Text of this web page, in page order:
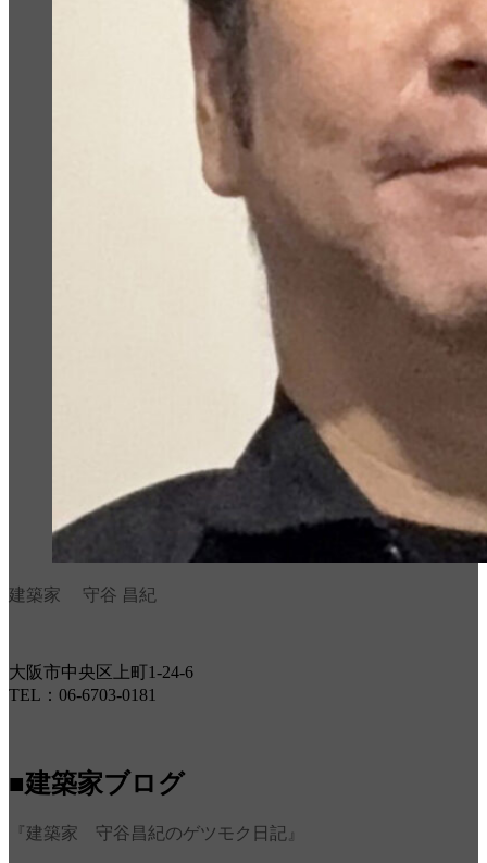
建築家 守谷 昌紀
大阪市中央区上町1-24-6
TEL：06-6703-0181
■建築家ブログ
『建築家 守谷昌紀のゲツモク日記』